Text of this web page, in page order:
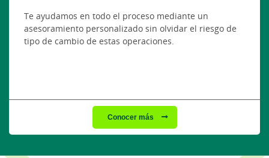
Te ayudamos en todo el proceso mediante un
asesoramiento personalizado sin olvidar el riesgo de
tipo de cambio de estas operaciones.
Conocer más